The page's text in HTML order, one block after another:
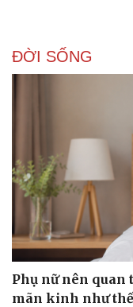
Thông tin doanh
Doanh nghiệp 24h
Doanh nhân
Vì cộng đồng
ĐỜI SỐNG
Phụ nữ nên quan
mãn kinh như thế